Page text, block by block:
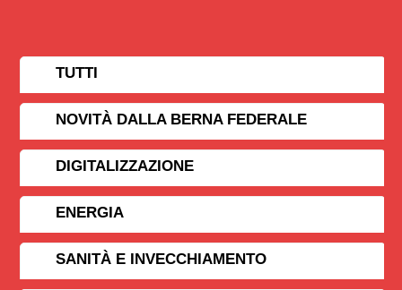
TUTTI
NOVITÀ DALLA BERNA FEDERALE
DIGITALIZZAZIONE
ENERGIA
SANITÀ E INVECCHIAMENTO